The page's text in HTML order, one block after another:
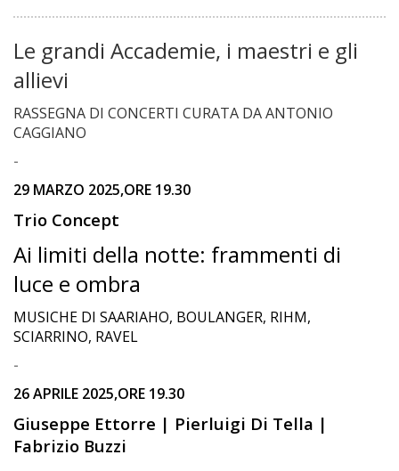
Le grandi Accademie, i maestri e gli
allievi
RASSEGNA DI CONCERTI CURATA DA ANTONIO
CAGGIANO
-
29 MARZO 2025,ORE 19.30
Trio Concept
Ai limiti della notte: frammenti di
luce e ombra
MUSICHE DI SAARIAHO, BOULANGER, RIHM,
SCIARRINO, RAVEL
-
26 APRILE 2025,ORE 19.30
Giuseppe Ettorre | Pierluigi Di Tella |
Fabrizio Buzzi